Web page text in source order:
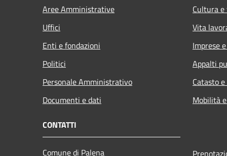
Aree Amministrative
Uffici
Enti e fondazioni
Politici
Personale Amministrativo
Documenti e dati
Cultura
Vita
Imprese
Appalti
Catasto
Mobilità
CONTATTI
Comune di Palena